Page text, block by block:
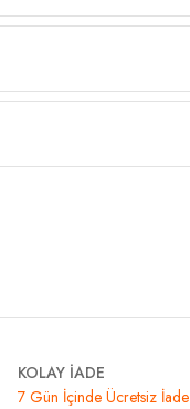
KOLAY İADE
7 Gün İçinde Ücretsiz İade